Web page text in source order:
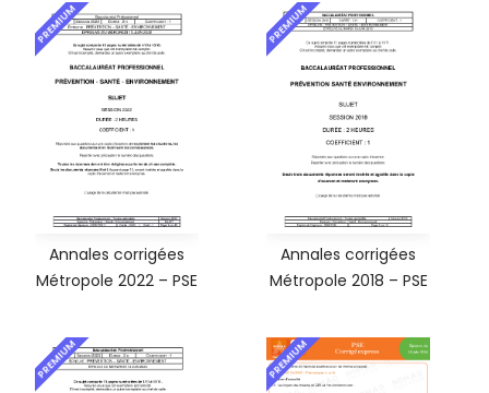
PREMIUM
Annales corrigées
Métropole 2022 – PSE
PREMIUM
Annales corrigées
Métropole 2018 – PSE
PREMIUM PREMIUM